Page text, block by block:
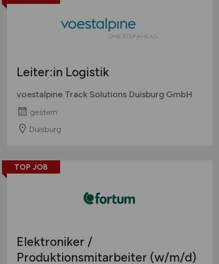
Leiter:in Logistik
voestalpine Track Solutions Duisburg GmbH
gestern
Duisburg
TOP JOB
Elektroniker /
Produktionsmitarbeiter (w/m/d)